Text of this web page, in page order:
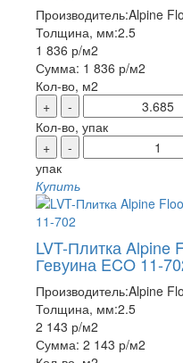
Производитель:Alpine
Толщина, мм:2.5
1 836 р/м2
Сумма: 1 836 р/м2
Кол-во, м2
+
-
Кол-во, упак
+
-
упак
Купить
LVT-Плитка Alpine
Гевуина ECO 11-
Производитель:Alpine
Толщина, мм:2.5
2 143 р/м2
Сумма:2 143 р/м2